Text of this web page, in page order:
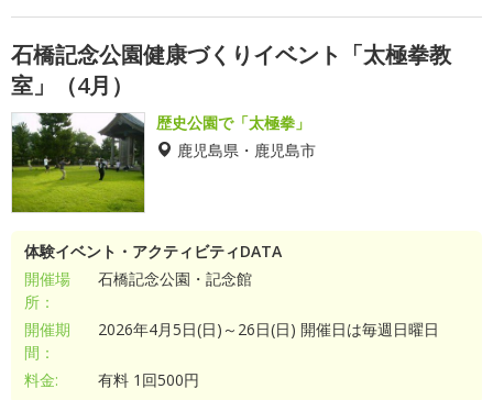
石橋記念公園健康づくりイベント「太極拳教
室」（4月）
歴史公園で「太極拳」
鹿児島県・鹿児島市
体験イベント・アクティビティDATA
開催場
所：
石橋記念公園・記念館
開催期
間：
2026年4月5日(日)～26日(日) 開催日は毎週日曜日
料金: 有料 1回500円